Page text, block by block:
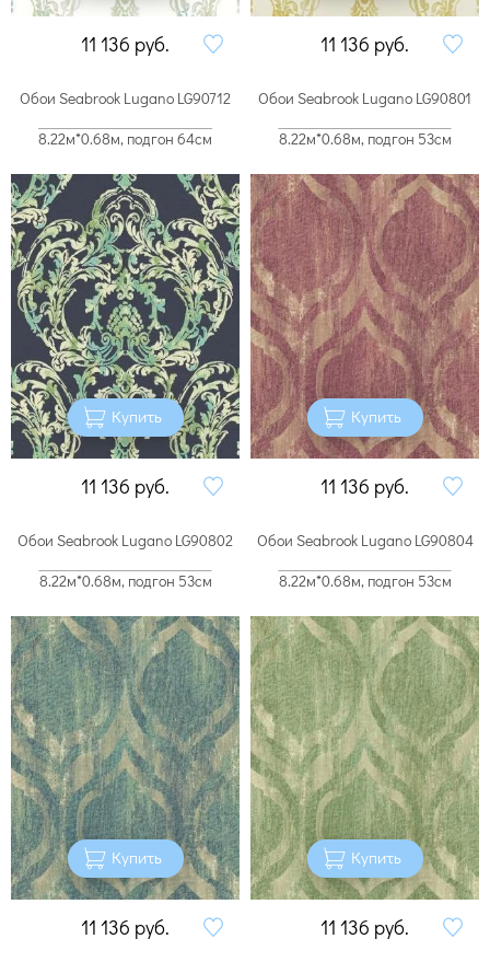
11 136 руб. 11 136 руб.
Обои Seabrook Lugano LG90712
8.22м*0.68м, подгон 64см
Купить
11 136 руб.
Обои Seabrook Lugano LG90801
8.22м*0.68м, подгон 53см
Купить
11 136 руб.
Обои Seabrook Lugano LG90802
8.22м*0.68м, подгон 53см
Купить
11 136 руб.
Обои Seabrook Lugano LG90804
8.22м*0.68м, подгон 53см
Купить
11 136 руб.